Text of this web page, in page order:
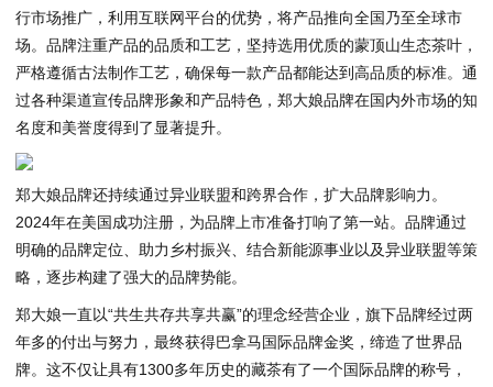
行市场推广，利用互联网平台的优势，将产品推向全国乃至全球市
场。品牌注重产品的品质和工艺，坚持选用优质的蒙顶山生态茶叶，
严格遵循古法制作工艺，确保每一款产品都能达到高品质的标准。通
过各种渠道宣传品牌形象和产品特色，郑大娘品牌在国内外市场的知
名度和美誉度得到了显著提升。
郑大娘品牌还持续通过异业联盟和跨界合作，扩大品牌影响力。
2024年在美国成功注册，为品牌上市准备打响了第一站。品牌通过
明确的品牌定位、助力乡村振兴、结合新能源事业以及异业联盟等策
略，逐步构建了强大的品牌势能。
郑大娘一直以“共生共存共享共赢”的理念经营企业，旗下品牌经过两
年多的付出与努力，最终获得巴拿马国际品牌金奖，缔造了世界品
牌。这不仅让具有1300多年历史的藏茶有了一个国际品牌的称号，